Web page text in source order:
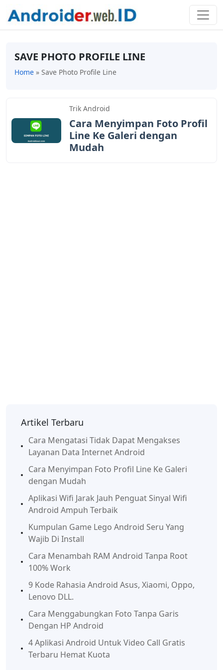
SAVE PHOTO PROFILE LINE
Home » Save Photo Profile Line
Trik Android
Cara Menyimpan Foto Profil
Line Ke Galeri dengan
Mudah
Artikel Terbaru
Cara Mengatasi Tidak Dapat Mengakses
Layanan Data Internet Android
Cara Menyimpan Foto Profil Line Ke Galeri
dengan Mudah
Aplikasi Wifi Jarak Jauh Penguat Sinyal Wifi
Android Ampuh Terbaik
Kumpulan Game Lego Android Seru Yang
Wajib Di Install
Cara Menambah RAM Android Tanpa Root
100% Work
9 Kode Rahasia Android Asus, Xiaomi, Oppo,
Lenovo DLL.
Cara Menggabungkan Foto Tanpa Garis
Dengan HP Android
4 Aplikasi Android Untuk Video Call Gratis
Terbaru Hemat Kuota